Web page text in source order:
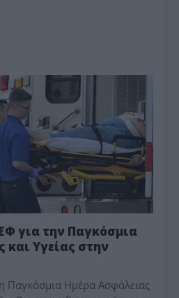
για την Παγκόσμια
Υγείας στην
Παγκόσμια Ημέρα Ασφάλειας